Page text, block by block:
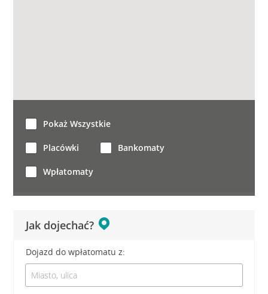
Jak dojechać?
Dojazd do wpłatomatu z:
Pokaż Wszystkie
Placówki Bankomaty
Wpłatomaty